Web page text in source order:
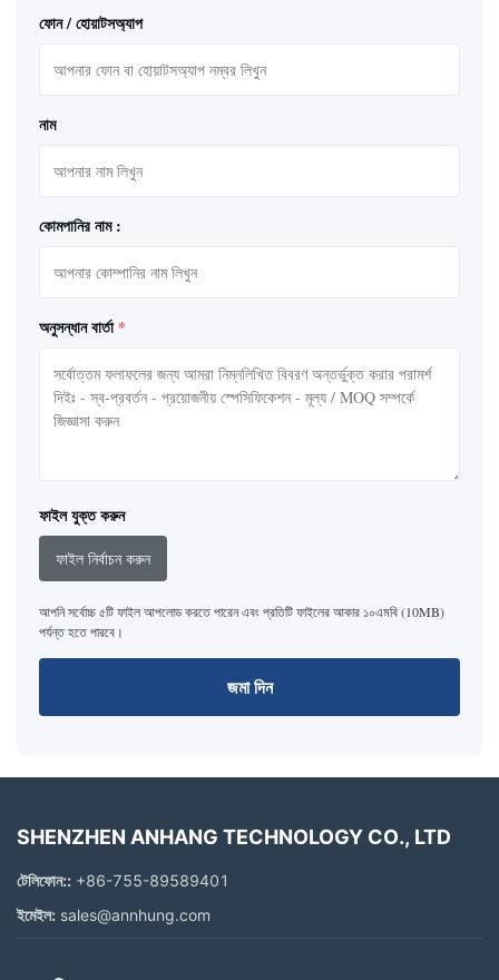
ফোন / হোয়াটসঅ্যাপ
নাম
কোমপানির নাম :
অনুসন্ধান বার্তা *
ফাইল যুক্ত করুন
ফাইল নির্বাচন করুন
আপনি সর্বোচ্চ ৫টি ফাইল আপলোড করতে পারেন এবং প্রতিটি ফাইলের আকার ১০এমবি (10MB)
পর্যন্ত হতে পারবে।
জমা দিন
SHENZHEN ANHANG TECHNOLOGY CO., LTD
টেলিফোন:: +86-755-89589401
ইমেইল: sales@annhung.com